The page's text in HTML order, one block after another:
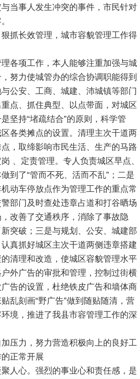
当事人发生冲突的事件，市民针对
长效管理，城市容貌管理工作得
项工作，本人能够注重加强与城
努力使城管办的综合协调职能得到
公安、工商、城建、沛城镇等部门
点、抓住典型、以点带面，对城区
坚持“堵疏结合”的原则，科学管
各类摊点的设置。清理主次干道两
，取缔影响市民生活、生产的马路
、定责管理。专人负责城区早点、
到了“管而不死、活而不乱”；二是
动车停放点作为管理工作的重点常
部门及时查处违章占道和打谷晒场
改善了交通秩序，消除了事故隐
突破；三是与规划、公安、城建部
真抓好城区主次干道两侧违章搭建
清理和改造，使城区容貌管理水平
外广告的审批和管理，控制过街横
告的设置，杜绝铁皮广告和墙体商
乱刻画“野广告”做到随贴随清，营
境，推进了我县市容管理工作的深
力，努力营造积极向上的良好工
正常开展
心。强烈的事业心和责任感，是